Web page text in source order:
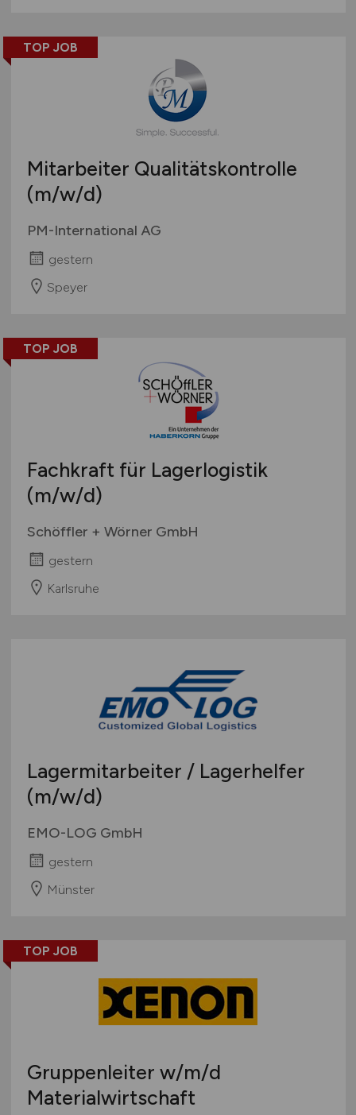
TOP JOB
Mitarbeiter Qualitätskontrolle
(m/w/d)
PM-International AG
gestern
Speyer
TOP JOB
Fachkraft für Lagerlogistik
(m/w/d)
Schöffler + Wörner GmbH
gestern
Karlsruhe
Lagermitarbeiter / Lagerhelfer
(m/w/d)
EMO-LOG GmbH
gestern
Münster
TOP JOB
Gruppenleiter w/m/d
Materialwirtschaft